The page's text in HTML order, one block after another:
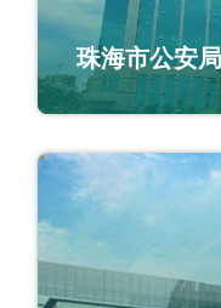
珠海市公安局